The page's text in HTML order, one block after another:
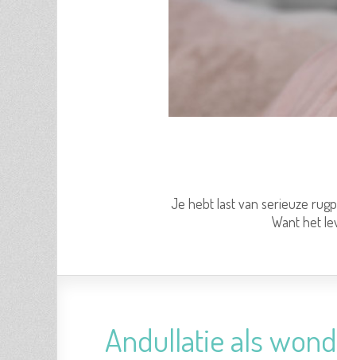
Je hebt last van serieuze
Want het
Andullatie als